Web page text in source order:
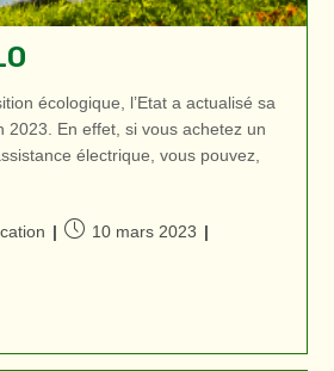
écologique, l’Etat a actualisé sa
2023. En effet, si vous achetez un
électrique, vous pouvez,
Publication
10 mars 2023